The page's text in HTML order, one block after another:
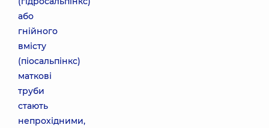
або
гнійного
вмісту
(піосальпінкс)
маткові
труби
стають
непрохідними,